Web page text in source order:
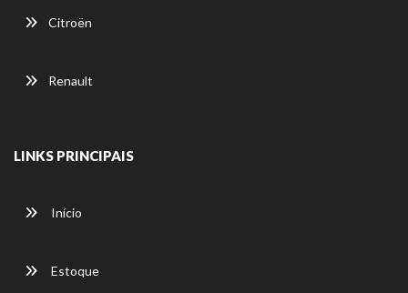
Citroën
Renault
LINKS PRINCIPAIS
Início
Estoque